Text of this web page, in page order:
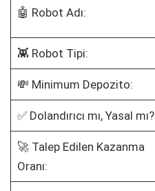
🤖 Robot Adı:
👾 Robot Tipi:
💸 Minimum Depozito:
✅ Dolandırıcı mı, Yasal mı?
🚀 Talep Edilen Kazanma
Oranı: